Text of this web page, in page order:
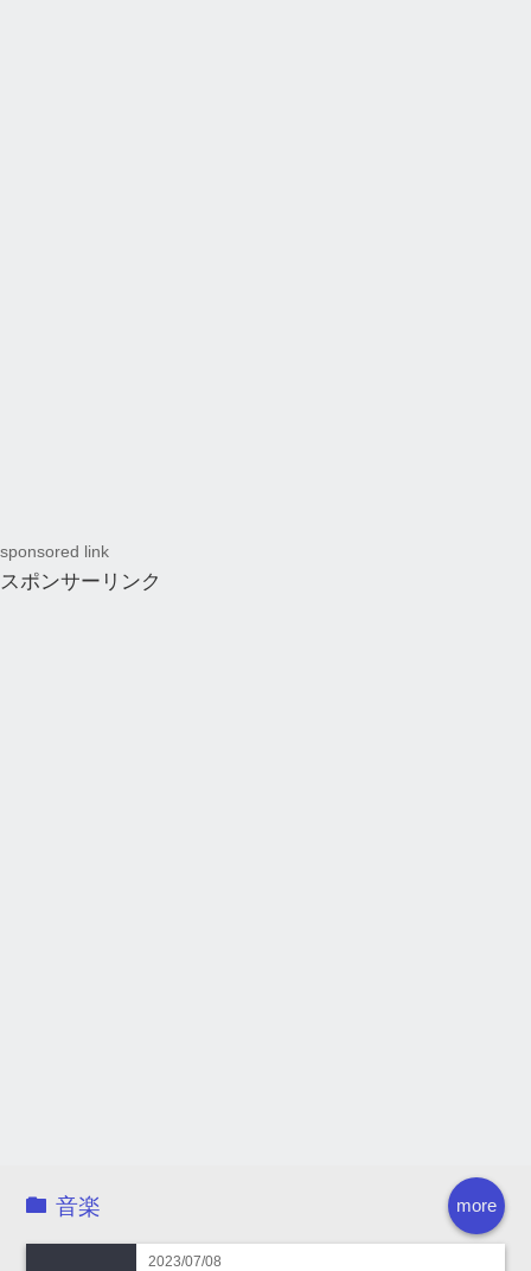
sponsored link
スポンサーリンク
more
音楽
2023/07/08